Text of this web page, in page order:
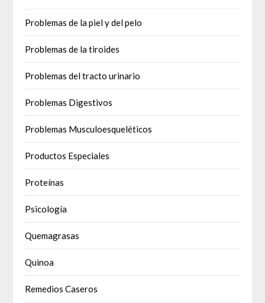
Problemas de la piel y del pelo
Problemas de la tiroides
Problemas del tracto urinario
Problemas Digestivos
Problemas Musculoesqueléticos
Productos Especiales
Proteínas
Psicología
Quemagrasas
Quinoa
Remedios Caseros